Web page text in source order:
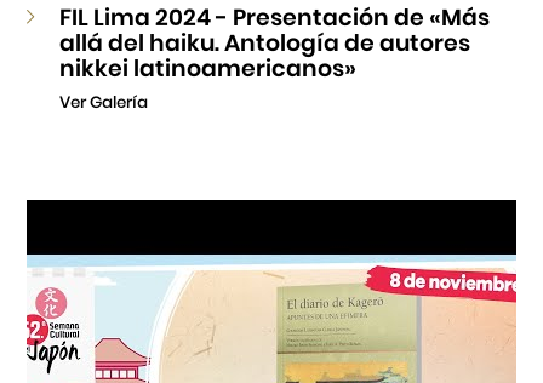
FIL Lima 2024 - Presentación de «Más
allá del haiku. Antología de autores
nikkei latinoamericanos»
Ver Galería